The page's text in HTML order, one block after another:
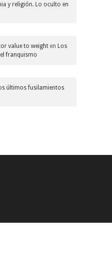
y religión. Lo oculto en
value to weight en Los
franquismo
últimos fusilamientos